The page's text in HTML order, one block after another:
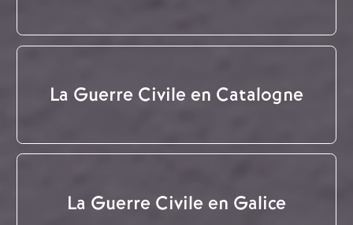
La Guerre Civile en Catalogne
La Guerre Civile en Galice